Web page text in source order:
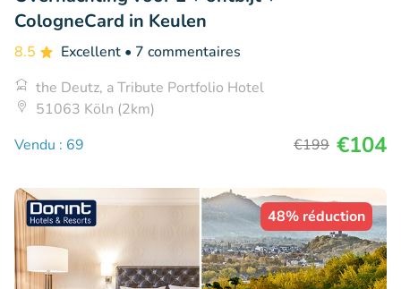
CologneCard in Keulen
8.5 Excellent • 7 commentaires
the Deutz, a Tribute Portfolio Hotel
51063 Köln (2km)
Vendu : 69
€199 €104
48% réduction